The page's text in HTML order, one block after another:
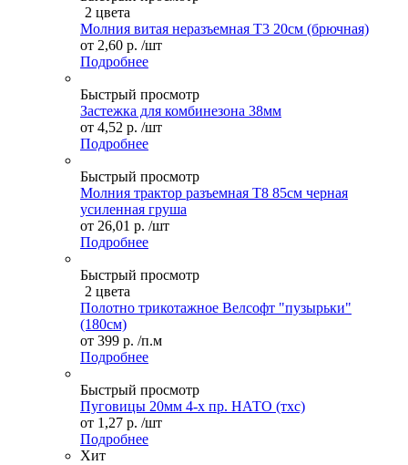
2 цвета
Молния витая неразъемная Т3 20см (брючная)
от 2,60 р. /шт
Подробнее
Быстрый просмотр
Застежка для комбинезона 38мм
от 4,52 р. /шт
Подробнее
Быстрый просмотр
Молния трактор разъемная Т8 85см черная
усиленная груша
от 26,01 р. /шт
Подробнее
Быстрый просмотр
2 цвета
Полотно трикотажное Велсофт "пузырьки"
(180см)
от 399 р. /п.м
Подробнее
Быстрый просмотр
Пуговицы 20мм 4-х пр. НАТО (тхс)
от 1,27 р. /шт
Подробнее
Хит